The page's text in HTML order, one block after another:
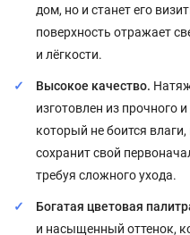
дом, но и станет его
поверхность отражает
и лёгкости.
Высокое качество.
изготовлен из прочного
который не боится
сохранит свой
требуя сложного ухода.
Богатая цветовая
и насыщенный оттенок,